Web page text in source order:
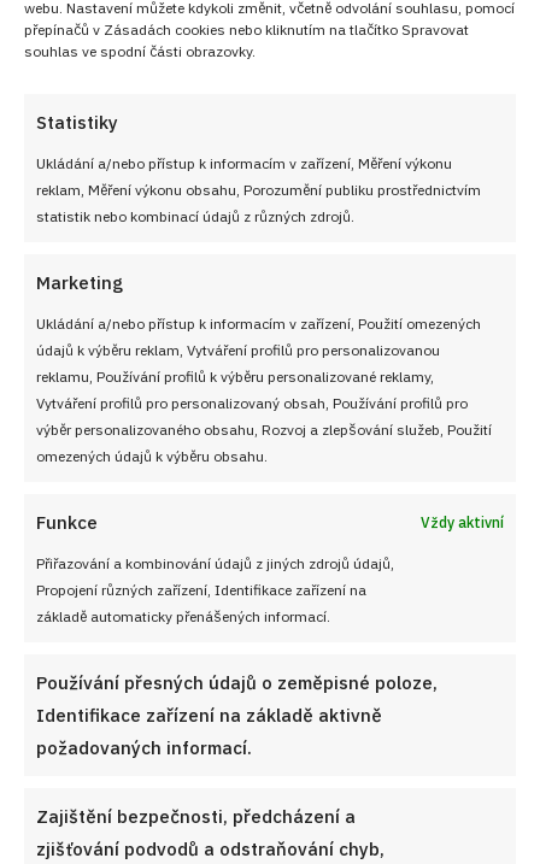
webu. Nastavení můžete kdykoli změnit, včetně odvolání souhlasu, pomocí
přepínačů v Zásadách cookies nebo kliknutím na tlačítko Spravovat
souhlas ve spodní části obrazovky.
Statistiky
Ukládání a/nebo přístup k informacím v zařízení, Měření výkonu
reklam, Měření výkonu obsahu, Porozumění publiku prostřednictvím
statistik nebo kombinací údajů z různých zdrojů.
Marketing
Ukládání a/nebo přístup k informacím v zařízení, Použití omezených
údajů k výběru reklam, Vytváření profilů pro personalizovanou
reklamu, Používání profilů k výběru personalizované reklamy,
Vytváření profilů pro personalizovaný obsah, Používání profilů pro
výběr personalizovaného obsahu, Rozvoj a zlepšování služeb, Použití
omezených údajů k výběru obsahu.
Funkce Vždy aktivní
Přiřazování a kombinování údajů z jiných zdrojů údajů,
Propojení různých zařízení, Identifikace zařízení na
základě automaticky přenášených informací.
Používání přesných údajů o zeměpisné poloze,
Identifikace zařízení na základě aktivně
požadovaných informací.
Zajištění bezpečnosti, předcházení a
zjišťování podvodů a odstraňování chyb,
PŘEDCHOZÍ RECEPT
Lahůdkový Holanďan –
neboli retro holandský
Super rychlý a snadný
nepečený dort do horka s
mandarinkami. Zvládne
opravdu každý